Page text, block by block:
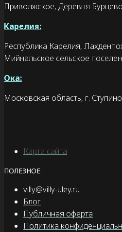
Приволжское, Деревня
Карелия:
Республика Карелия,
Мийнальское сельское
Ока:
Московская область, г.
Карта сайта
ПОЛЕЗНОЕ
villy@villy-uley.ru
Блог
Публичная оферта
Политика